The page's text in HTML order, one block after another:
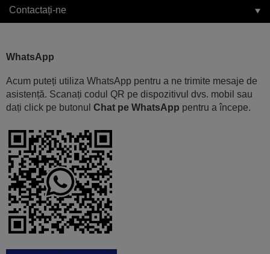
Contactați-ne
WhatsApp
Acum puteți utiliza WhatsApp pentru a ne trimite mesaje de
asistență. Scanați codul QR pe dispozitivul dvs. mobil sau
dați click pe butonul Chat pe WhatsApp pentru a începe.